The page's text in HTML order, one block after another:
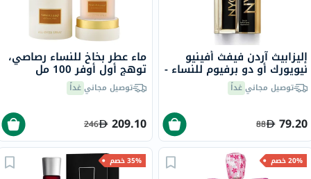
إليزابيث آردن فيفث أفينيو
نيويورك أو دو برفيوم للنساء -
عطر زهري فاخر 125 مل
توصيل مجانيغداً
79.20
88
ماء عطر بخاخ للنساء رصاصي،
توهج أول أوفر 100 مل
توصيل مجانيغداً
209.10
246
20% خصم 35% خصم